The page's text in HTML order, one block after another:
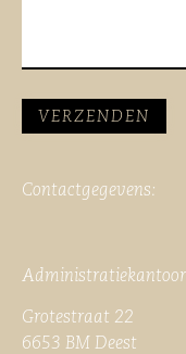
Contactgegevens:
Administratiekantoor
Grotestraat 22
6653 BM Deest